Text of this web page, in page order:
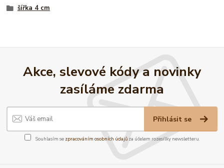
šířka 4 cm
Akce, slevové kódy a novinky
zasíláme zdarma
Přihlásit se
Souhlasím se zpracováním osobních údajůza účelem rozesílky newsletteru.